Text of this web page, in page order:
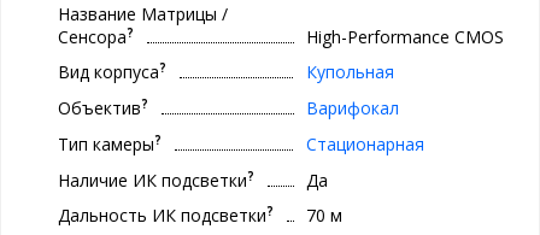
Название Матрицы /
Сенсора?
High-Performance CMOS
Вид корпуса?
Купольная
Объектив?
Варифокал
Тип камеры?
Стационарная
Наличие ИК подсветки?
Да
Дальность ИК подсветки?
70 м